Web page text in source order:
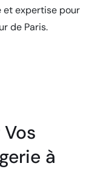
et expertise pour
de Paris.
à